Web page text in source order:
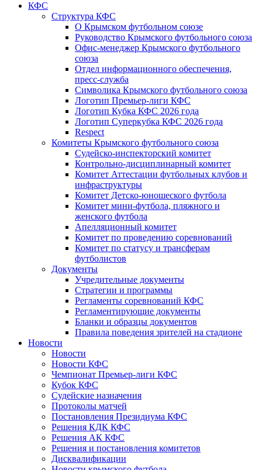
КФС
Структура КФС
О Крымском футбольном союзе
Руководство Крымского футбольного союза
Офис-менеджер Крымского футбольного
союза
Отдел информационного обеспечения,
пресс-служба
Символика Крымского футбольного союза
Логотип Премьер-лиги КФС
Логотип Кубка КФС 2026 года
Логотип Суперкубка КФС 2026 года
Respect
Комитеты Крымского футбольного союза
Судейско-инспекторский комитет
Контрольно-дисциплинарный комитет
Комитет Аттестации футбольных клубов и
инфраструктуры
Комитет Детско-юношеского футбола
Комитет мини-футбола, пляжного и
женского футбола
Апелляционный комитет
Комитет по проведению соревнований
Комитет по статусу и трансферам
футболистов
Документы
Учредительные документы
Стратегии и программы
Регламенты соревнований КФС
Регламентирующие документы
Бланки и образцы документов
Правила поведения зрителей на стадионе
Новости
Новости
Новости КФС
Чемпионат Премьер-лиги КФС
Кубок КФС
Судейские назначения
Протоколы матчей
Постановления Президиума КФС
Решения КДК КФС
Решения АК КФС
Решения и постановления комитетов
Дисквалификации